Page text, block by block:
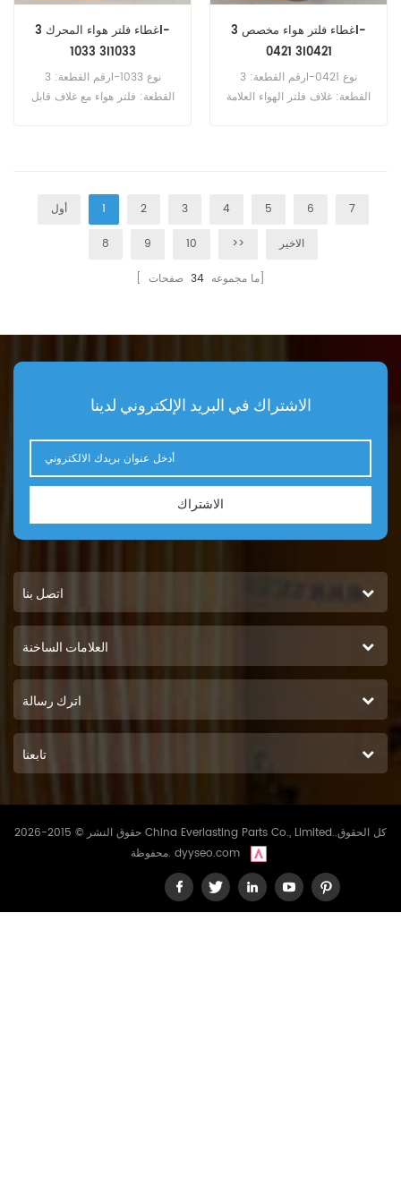
غطاء فلتر هواء المحرك 3I-
1033 3I1033
رقم القطعة: 3I-1033 نوع
القطعة: فلتر هواء مع غلاف قابل
غطاء فلتر هواء مخصص 3I-
0421 3I0421
رقم القطعة: 3I-0421 نوع
القطعة: غلاف فلتر الهواء العلامة
أول 1 2 3 4 5 6 7
8 9 10 >> الاخير
[ ما مجموعه 34 صفحات]
الاشتراك في البريد الإلكتروني لدينا
الاشتراك
اتصل بنا
العلامات الساخنة
اترك رسالة
تابعنا
حقوق النشر © 2015-2026 China Everlasting Parts Co., Limited..كل الحقوق
محفوظة. dyyseo.com